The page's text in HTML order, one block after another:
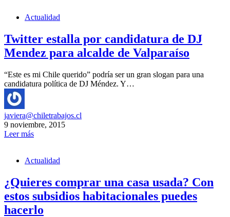
Actualidad
Twitter estalla por candidatura de DJ
Mendez para alcalde de Valparaíso
“Este es mi Chile querido” podría ser un gran slogan para una
candidatura política de DJ Méndez. Y…
javiera@chiletrabajos.cl
9 noviembre, 2015
Leer más
Actualidad
¿Quieres comprar una casa usada? Con
estos subsidios habitacionales puedes
hacerlo